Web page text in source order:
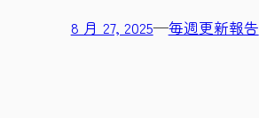
8 月 27, 2025—毎週更新報告